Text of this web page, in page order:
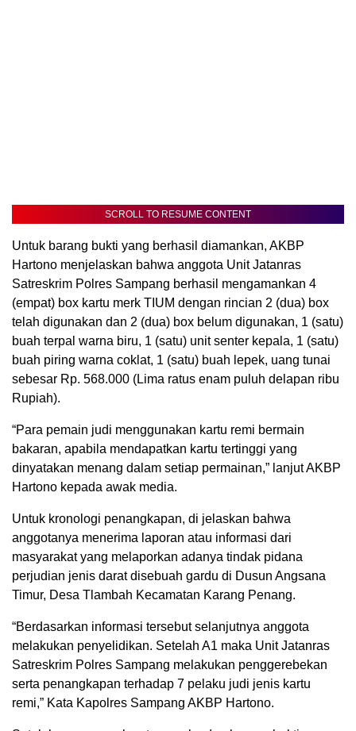
SCROLL TO RESUME CONTENT
Untuk barang bukti yang berhasil diamankan, AKBP
Hartono menjelaskan bahwa anggota Unit Jatanras
Satreskrim Polres Sampang berhasil mengamankan 4
(empat) box kartu merk TIUM dengan rincian 2 (dua) box
telah digunakan dan 2 (dua) box belum digunakan, 1 (satu)
buah terpal warna biru, 1 (satu) unit senter kepala, 1 (satu)
buah piring warna coklat, 1 (satu) buah lepek, uang tunai
sebesar Rp. 568.000 (Lima ratus enam puluh delapan ribu
Rupiah).
“Para pemain judi menggunakan kartu remi bermain
bakaran, apabila mendapatkan kartu tertinggi yang
dinyatakan menang dalam setiap permainan,” lanjut AKBP
Hartono kepada awak media.
Untuk kronologi penangkapan, di jelaskan bahwa
anggotanya menerima laporan atau informasi dari
masyarakat yang melaporkan adanya tindak pidana
perjudian jenis darat disebuah gardu di Dusun Angsana
Timur, Desa Tlambah Kecamatan Karang Penang.
“Berdasarkan informasi tersebut selanjutnya anggota
melakukan penyelidikan. Setelah A1 maka Unit Jatanras
Satreskrim Polres Sampang melakukan penggerebekan
serta penangkapan terhadap 7 pelaku judi jenis kartu
remi,” Kata Kapolres Sampang AKBP Hartono.